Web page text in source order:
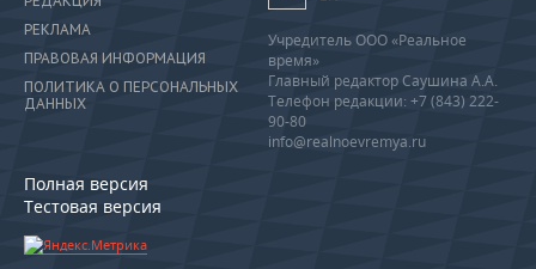
РЕКЛАМА
ПРАВОВАЯ ИНФОРМАЦИЯ
ПОЛИТИКА О ПЕРСОНАЛЬНЫХ
ДАННЫХ
Полная версия
Тестовая версия
Учредитель ООО «Реальное
время»
Главный редактор Саушина А.А.
Телефон редакции: +7 (843) 222-
90-80
info@realnoevremya.ru